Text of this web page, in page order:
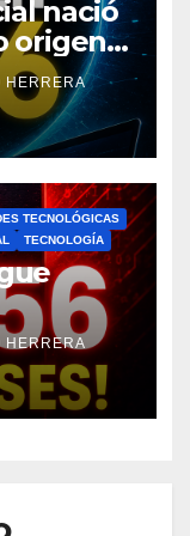
nació
origen
mundo
HERRERA
TECNOLÓGICAS
TECNOLOGÍA
y
HERRERA